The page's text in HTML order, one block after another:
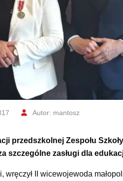
Autor: mantosz
przedszkolnej Zespołu
szczególne zasługi dla
II wicewojewoda